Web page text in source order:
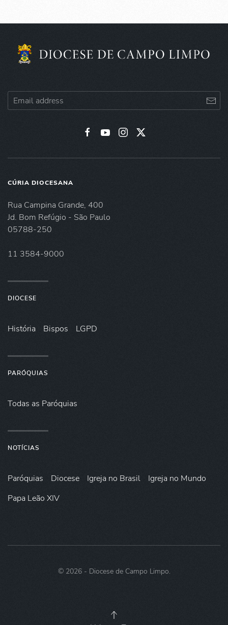
CÚRIA DIOCESANA
Rua Campina Grande, 400
Jd. Bom Refúgio - São Paulo
05788-250
11 3584-9000
DIOCESE
História Bispos LGPD
PARÓQUIAS
Todas as Paróquias
NOTÍCIAS
Paróquias Diocese Igreja no Brasil
Igreja no Mundo
Papa Leão XIV
© 2026- Diocese de Campo Limpo.